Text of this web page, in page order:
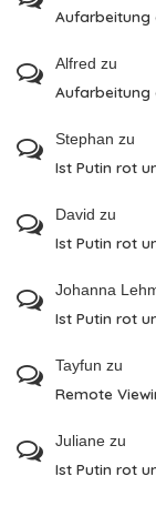
Aufarbeitung
Alfred zu
Aufarbeitung
Stephan zu
Ist Putin rot
David zu
Ist Putin rot
Johanna
Ist Putin rot
Tayfun zu
Remote
Juliane zu
Ist Putin rot